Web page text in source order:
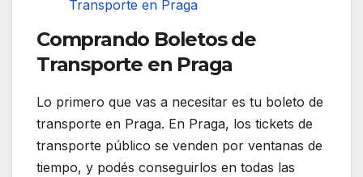
Transporte en Praga
Comprando Boletos de
Transporte en Praga
Lo primero que vas a necesitar es tu boleto de
transporte en Praga. En Praga, los tickets de
transporte público se venden por ventanas de
tiempo, y podés conseguirlos en todas las